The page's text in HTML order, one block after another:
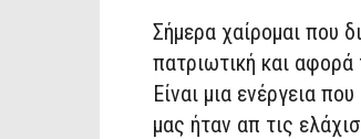
Σήμερα χαίρομαι που
πατριωτική και αφορά
Είναι μια ενέργεια
μας ήταν απ τις